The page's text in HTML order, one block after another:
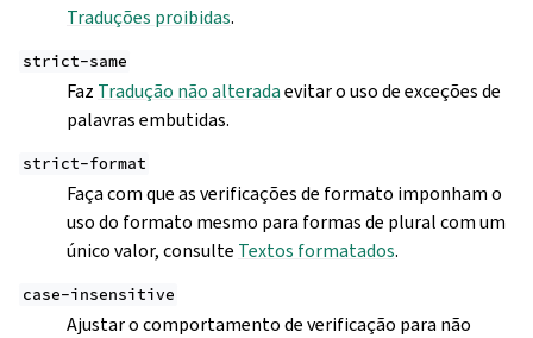
Traduções proibidas.
strict-same
Faz Tradução não alteradaevitar o uso de exceções de
palavras embutidas.
strict-format
Faça com que as verificações de formato imponham o
uso do formato mesmo para formas de plural com um
único valor, consulte Textos formatados.
case-insensitive
Ajustar o comportamento de verificação para não